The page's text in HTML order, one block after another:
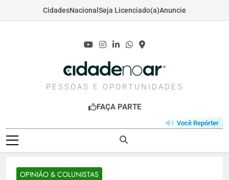
CidadesNacional Seja Licenciado(a)Anuncie
CIDADENOAR.COM
PESSOAS E OPORTUNIDADES
FAÇA PARTE
Você Repórter
OPINIÃO & COLUNISTAS